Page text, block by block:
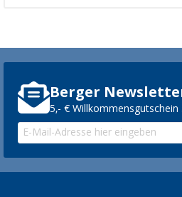
Berger
5,- € Willkommensgutschein